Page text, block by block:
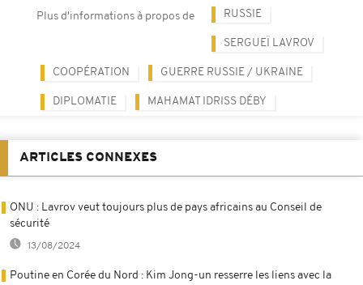
Plus d'informations à propos de RUSSIE
SERGUEÏ LAVROV
COOPÉRATION GUERRE RUSSIE / UKRAINE
DIPLOMATIE MAHAMAT IDRISS DÉBY
ARTICLES CONNEXES
ONU : Lavrov veut toujours plus de pays africains au Conseil de
sécurité
13/08/2024
Poutine en Corée du Nord : Kim Jong-un resserre les liens avec la